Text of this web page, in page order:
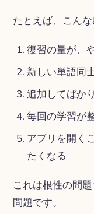
たとえば、こんな
復習の量が、
新しい単語同
追加してばか
毎回の学習が
アプリを開く
たくなる
これは根性の問
問題です。